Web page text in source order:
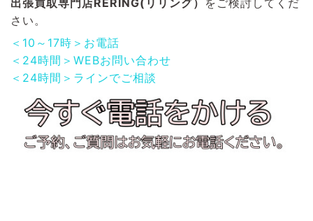
さい。
＜10～17時＞お電話
＜24時間＞WEBお問い合わせ
＜24時間＞ラインでご相談